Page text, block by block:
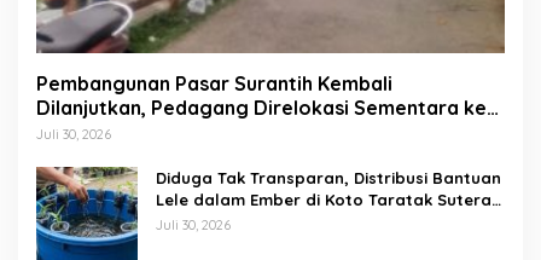
Pembangunan Pasar Surantih Kembali
Dilanjutkan, Pedagang Direlokasi Sementara ke
Lapangan Gadih Basanai
Juli 30, 2026
Diduga Tak Transparan, Distribusi Bantuan
Lele dalam Ember di Koto Taratak Sutera
Tuai Sorotan Warga
Juli 30, 2026